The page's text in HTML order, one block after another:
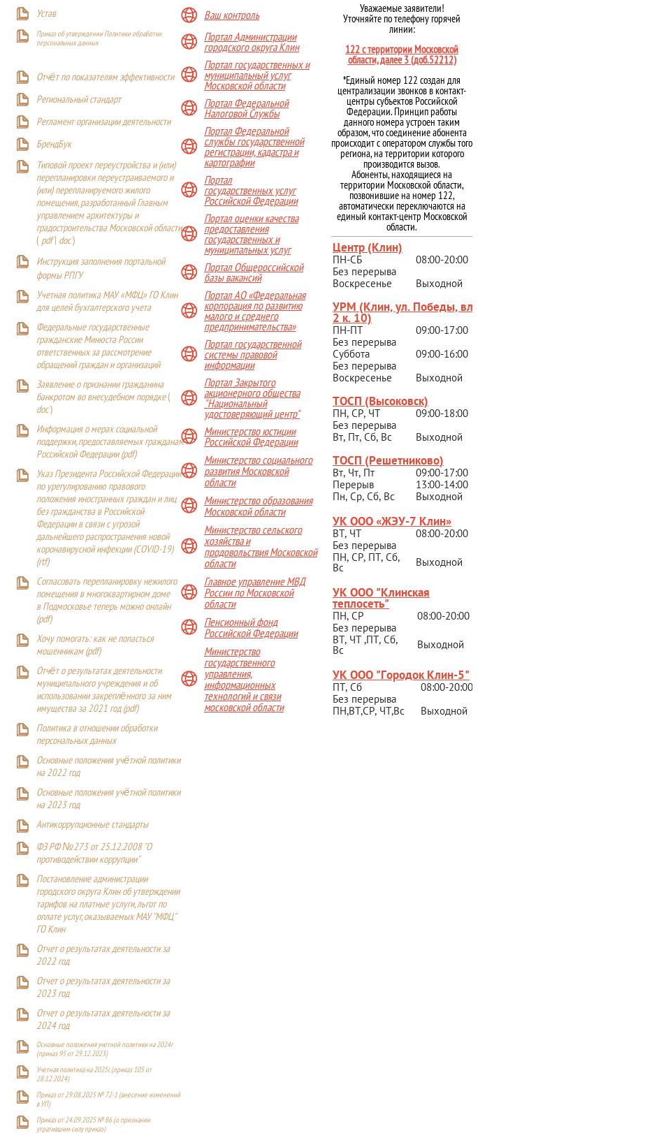
Устав
Приказ об утверждении Политики обработки
персональных данных
Отчёт по показателям эффективности
Региональный стандарт
Регламент организации деятельности
БрендБук
Типовой проект переустройства и (или)
перепланировки переустраиваемого и
(или) перепланируемого жилого
помещения, разработанный Главным
управлением архитектуры и
градостроительства Московской области
(pdf| doc)
Инструкция заполнения портальной
формы РПГУ
Учетная политика МАУ «МФЦ» ГО Клин
для целей бухгалтерского учета
Федеральные государственные
гражданские Минюста России
ответственных за рассмотрение
обращений граждан и организаций
Заявление о признании гражданина
банкротом во внесудебном порядке(
doc)
Информация о мерах социальной
поддержки, предоставляемых гражданам
Российской Федерации (pdf)
Указ Президента Российской Федерации
по урегулированию правового
положения иностранных граждан и лиц
без гражданства в Российской
Федерации в связи с угрозой
дальнейшего распространения новой
коронавирусной инфекции (COVID-19)
(rtf)
Согласовать перепланировку нежилого
помещения в многоквартирном доме
в Подмосковье теперь можно онлайн
(pdf)
Хочу помогать: как не попасться
мошенникам (pdf)
Отчёт о результатах деятельности
муниципального учреждения и об
использовании закреплённого за ним
имущества за 2021 год (pdf)
Политика в отношении обработки
персональных данных
Основные положения учётной политики
на 2022 год
Основные положения учётной политики
на 2023 год
Антикоррупционные стандарты
ФЗ РФ №273 от 25.12.2008 "О
противодействии коррупции"
Постановление администрации
городского округа Клин об утверждении
тарифов на платные услуги, льгот по
оплате услуг, оказываемых МАУ "МФЦ"
ГО Клин
Отчет о результатах деятельности за
2022 год
Отчет о результатах деятельности за
2023 год
Отчет о результатах деятельности за
2024 год
Основные положения учетной политики на 2024г
(приказ 95 от 29.12.2023)
Учетная политика на 2025г. (приказ 105 от
28.12.2024)
Приказ от 29.08.2025 № 72-1 (внесение изменений
в УП)
Приказ от 24.09.2025 № 86 (о признании
утратившим силу приказ)
Ваш контроль
Портал Администрации
городского округа Клин
Портал государственных и
муниципальный услуг
Московской области
Портал Федеральной
Налоговой Службы
Портал Федеральной
службы государственной
регистрации, кадастра и
картографии
Портал
государственных услуг
Российской Федерации
Портал оценки качества
предоставления
государственных и
муниципальных услуг
Портал Общероссийской
базы вакансий
Портал АО «Федеральная
корпорация по развитию
малого и среднего
предпринимательства»
Портал государственной
системы правовой
информации
Портал Закрытого
акционерного общества
"Национальный
удостоверяющий центр"
Министерство юстиции
Российской Федерации
Министерство социального
развития Московской
области
Министерство образования
Московской области
Министерство сельского
хозяйства и
продовольствия Московской
области
Главное управление МВД
России по Московской
области
Пенсионный фонд
Российской Федерации
Министерство
государственного
управления,
информационных
технологий и связи
московской области
Уважаемые заявители!
Уточняйте по телефону горячей
линии:
122 с территории Московской
области, далее 3 (доб.52212)
*Единый номер 122 создан для
централизации звонков в контакт-
центры субъектов Российской
Федерации. Принцип работы
данного номера устроен таким
образом, что соединение абонента
происходит с оператором службы того
региона, на территории которого
производится вызов.
Абоненты, находящиеся на
территории Московской области,
позвонившие на номер 122,
автоматически переключаются на
единый контакт-центр Московской
области.
Центр (Клин)
ПН-СБ
08:00-20:00
Без перерыва
Воскресенье
Выходной
УРМ (Клин, ул. Победы, вл.
2 к. 10)
ПН-ПТ
09:00-17:00
Без перерыва
Суббота
09:00-16:00
Без перерыва
Воскресенье
Выходной
ТОСП (Высоковск)
ПН, СР, ЧТ
09:00-18:00
Без перерыва
Вт, Пт, Сб, Вс
Выходной
ТОСП (Решетниково)
Вт, Чт, Пт
09:00-17:00
Перерыв
13:00-14:00
Пн, Ср, Сб, Вс
Выходной
УК ООО «ЖЭУ-7 Клин»
ВТ, ЧТ
08:00-20:00
Без перерыва
ПН, СР, ПТ, Сб,
Вс Выходной
УК ООО "Клинская
теплосеть"
ПН, СР
08:00-20:00
Без перерыва
ВТ, ЧТ ,ПТ, Сб,
Вс Выходной
УК ООО "Городок Клин-5"
ПТ, Сб
08:00-20:00
Без перерыва
ПН,ВТ,СР, ЧТ,Вс Выходной